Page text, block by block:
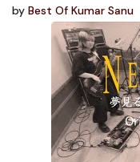
by Best Of Kumar Sanu